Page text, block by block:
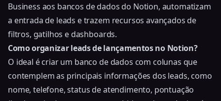
Business aos bancos de dados do Notion, automatizam
a entrada de leads e trazem recursos avançados de
filtros, gatilhos e dashboards.
Como organizar leads de lançamentos no Notion?
O ideal é criar um banco de dados com colunas que
contemplem as principais informações dos leads, como
nome, telefone, status de atendimento, pontuação